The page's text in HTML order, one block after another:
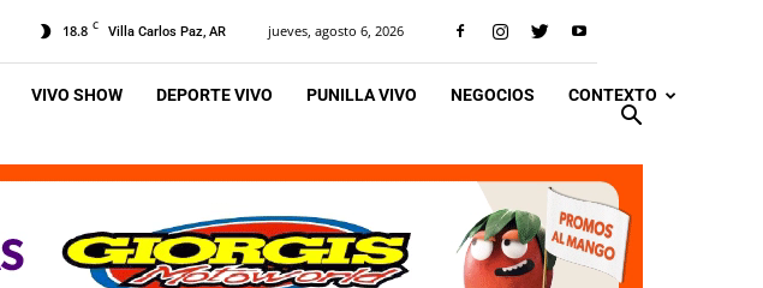
18.8 C Villa Carlos Paz, AR jueves, agosto 6, 2026
VIVO SHOW DEPORTE VIVO PUNILLA VIVO NEGOCIOS CONTEXTO